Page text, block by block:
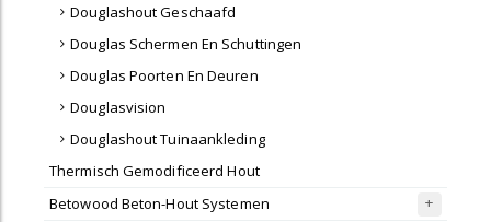
Douglashout Geschaafd
Douglas Schermen En Schuttingen
Douglas Poorten En Deuren
Douglasvision
Douglashout Tuinaankleding
Thermisch Gemodificeerd Hout
Betowood Beton-Hout Systemen